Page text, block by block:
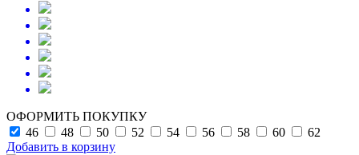
ОФОРМИТЬ ПОКУПКУ
46
48 50 52 54 56 58 60
62
Добавить в корзину